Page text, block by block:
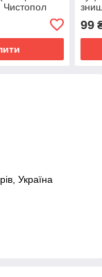
Чистопол
99
Україна